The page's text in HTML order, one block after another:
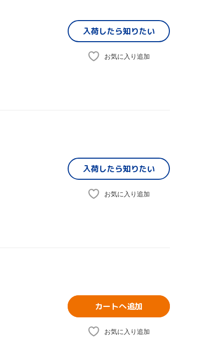
入荷したら知りたい
お気に入り追加
入荷したら知りたい
お気に入り追加
カートへ追加
お気に入り追加